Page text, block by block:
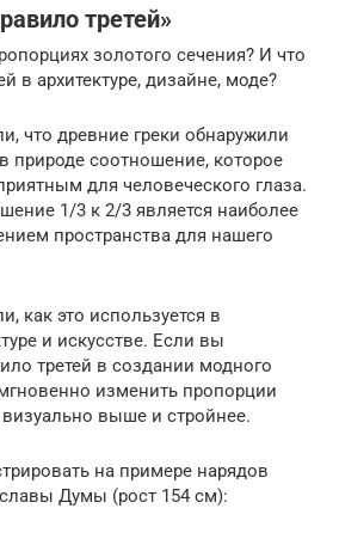
третей»
золотого сечения? И что
в архитектуре, дизайне, моде?
что древние греки обнаружили
природе соотношение, которое
для человеческого глаза.
1/3 к 2/3 является наиболее
пространства для нашего
как это используется в
и искусстве. Если вы
третей в создании модного
изменить пропорции
визуально выше и стройнее.
на примере нарядов
Думы (рост 154 см):